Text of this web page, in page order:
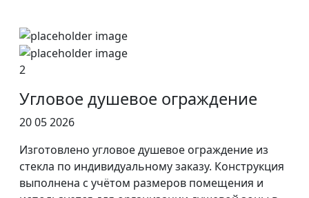
2
Угловое душевое ограждение
20 05 2026
Изготовлено угловое душевое ограждение из
стекла по индивидуальному заказу. Конструкция
выполнена с учётом размеров помещения и